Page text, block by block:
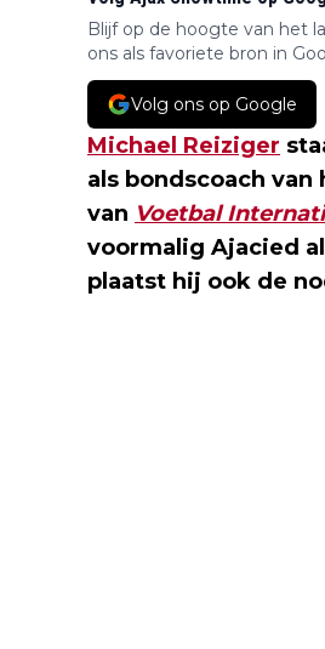
Blijf op de hoogte van het
ons als favoriete bron in
Volg ons op Google
Michael Reiziger
als bondscoach van
van Voetbal
voormalig Ajacied
plaatst hij ook de